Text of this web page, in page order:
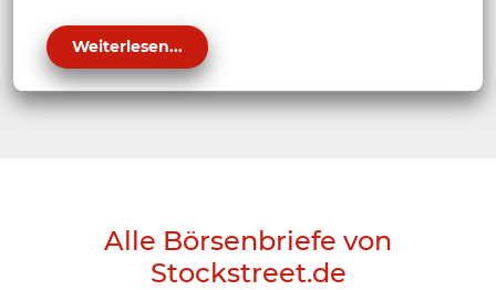
Weiterlesen...
Alle Börsenbriefe von
Stockstreet.de